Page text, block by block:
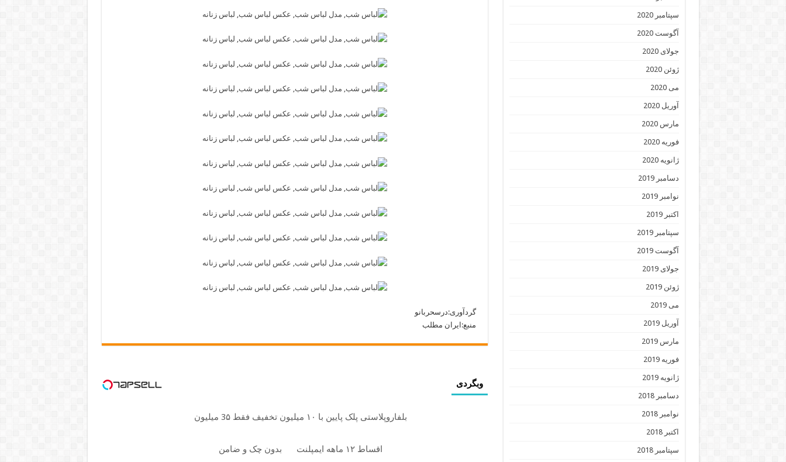
گردآوری:درسحربانو
منبع:ایران مطلب
وبگردی
بلفاروپلاستی پلک پایین با ۱۰ میلیون تخفیف فقط 3۵ میلیون
اقساط ۱۲ ماهه ایمپلنت بدون چک و ضامن
سپتامبر 2020
آگوست 2020
جولای 2020
ژوئن 2020
می 2020
آوریل 2020
مارس 2020
فوریه 2020
ژانویه 2020
دسامبر 2019
نوامبر 2019
اکتبر 2019
سپتامبر 2019
آگوست 2019
جولای 2019
ژوئن 2019
می 2019
آوریل 2019
مارس 2019
فوریه 2019
ژانویه 2019
دسامبر 2018
نوامبر 2018
اکتبر 2018
سپتامبر 2018